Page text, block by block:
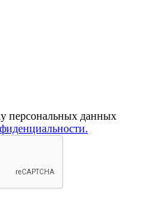
персональных данных